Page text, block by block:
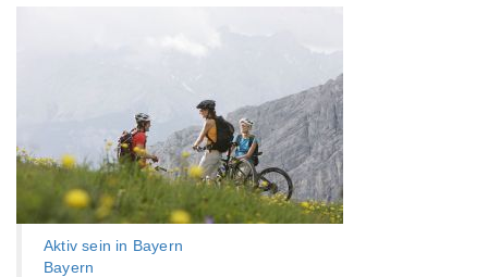
Aktiv sein in Bayern
Bayern